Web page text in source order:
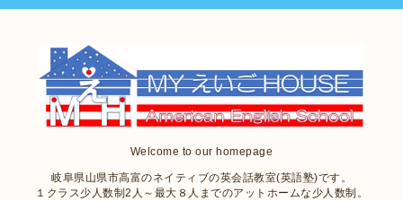
Welcome to our homepage
岐阜県山県市高富のネイティブの英会話教室(英語塾)です。
１クラス少人数制2人～最大８人までのアットホームな少人数制。